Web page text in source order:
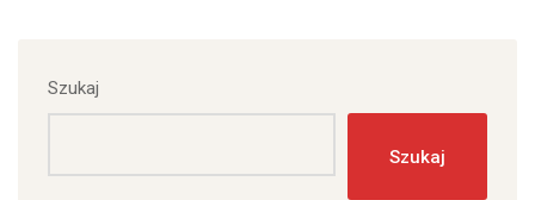
Szukaj
Szukaj